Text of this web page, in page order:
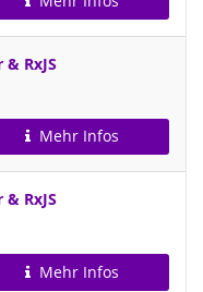
RxJS
Mehr Infos
RxJS
Mehr Infos